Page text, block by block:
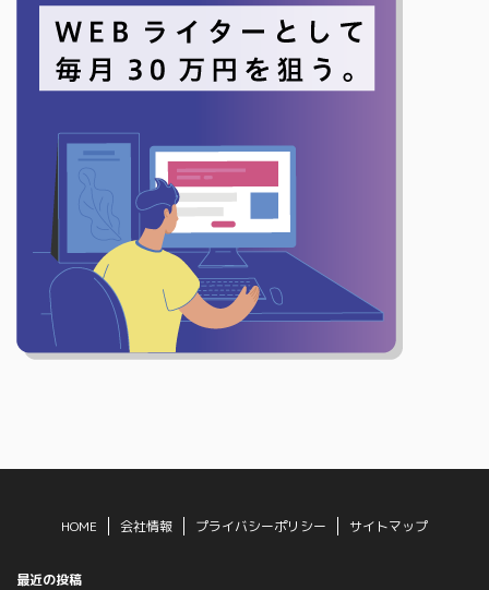
HOME 会社情報 プライバシーポリシー サイトマップ
最近の投稿